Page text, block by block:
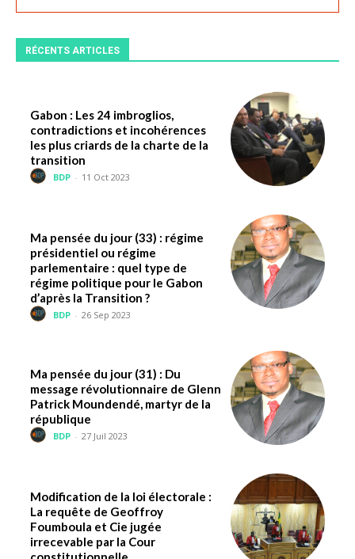
RÉCENTS ARTICLES
Gabon : Les 24 imbroglios,
contradictions et incohérences
les plus criards de la charte de la
transition
BDP - 11 Oct 2023
Ma pensée du jour (33) : régime
présidentiel ou régime
parlementaire : quel type de
régime politique pour le Gabon
d’après la Transition ?
BDP - 26 Sep 2023
Ma pensée du jour (31) : Du
message révolutionnaire de Glenn
Patrick Moundendé, martyr de la
république
BDP - 27 Juil 2023
Modification de la loi électorale :
La requête de Geoffroy
Foumboula et Cie jugée
irrecevable par la Cour